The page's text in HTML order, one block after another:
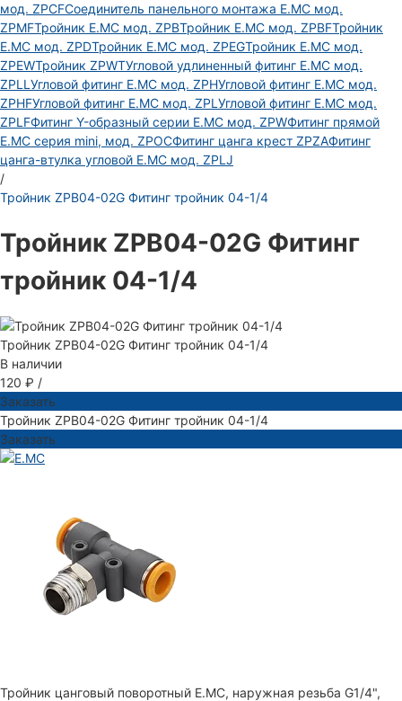
мод. ZPCFСоединитель панельного монтажа E.MC мод.
ZPMFТройник E.MC мод. ZPBТройник E.MC мод. ZPBFТройник
E.MC мод. ZPDТройник E.MC мод. ZPEGТройник E.MC мод.
ZPEWТройник ZPWTУгловой удлиненный фитинг E.MC мод.
ZPLL Угловой фитинг E.MC мод. ZPHУгловой фитинг E.MC мод.
ZPHFУгловой фитинг E.MC мод. ZPL Угловой фитинг E.MC мод.
ZPLFФитинг Y-образный серии E.MC мод. ZPWФитинг прямой
E.MC серия mini, мод. ZPOCФитинг цанга крест ZPZAФитинг
цанга-втулка угловой Е.МС мод. ZPLJ
/
Тройник ZPB04-02G Фитинг тройник 04-1/4
Тройник ZPB04-02G Фитинг
тройник 04-1/4
Тройник ZPB04-02G Фитинг тройник 04-1/4
В наличии
120 ₽ /
Заказать
Тройник ZPB04-02G Фитинг тройник 04-1/4
Заказать
Тройник цанговый поворотный E.MC, наружная резьба G1/4",